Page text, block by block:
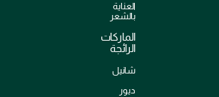
العناية
بالشعر
الماركات
الرائجة
شانيل
ديور